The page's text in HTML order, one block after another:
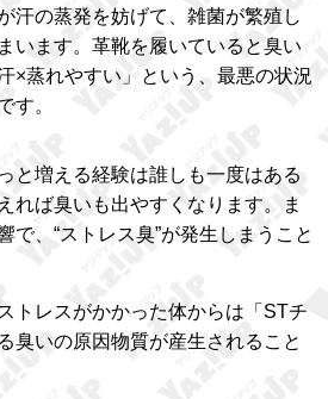
汗の蒸発を妨げて、雑菌が繁殖し
います。革靴を履いていると臭い
×蒸れやすい」という、最悪の状況
す。
と増える経験は誰しも一度はある
れば臭いも出やすくなります。ま
で、“ストレス臭”が発生しまうこと
トレスがかかった体からは「STチ
臭いの原因物質が産生されること